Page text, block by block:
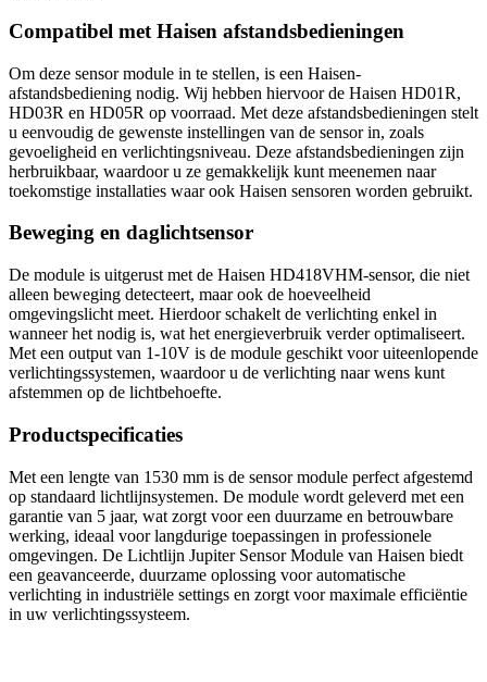
Compatibel met Haisen afstandsbedieningen
Om deze sensor module in te stellen, is een Haisen-
afstandsbediening nodig. Wij hebben hiervoor de Haisen HD01R,
HD03R en HD05R op voorraad. Met deze afstandsbedieningen stelt
u eenvoudig de gewenste instellingen van de sensor in, zoals
gevoeligheid en verlichtingsniveau. Deze afstandsbedieningen zijn
herbruikbaar, waardoor u ze gemakkelijk kunt meenemen naar
toekomstige installaties waar ook Haisen sensoren worden gebruikt.
Beweging en daglichtsensor
De module is uitgerust met de Haisen HD418VHM-sensor, die niet
alleen beweging detecteert, maar ook de hoeveelheid
omgevingslicht meet. Hierdoor schakelt de verlichting enkel in
wanneer het nodig is, wat het energieverbruik verder optimaliseert.
Met een output van 1-10V is de module geschikt voor uiteenlopende
verlichtingssystemen, waardoor u de verlichting naar wens kunt
afstemmen op de lichtbehoefte.
Productspecificaties
Met een lengte van 1530 mm is de sensor module perfect afgestemd
op standaard lichtlijnsystemen. De module wordt geleverd met een
garantie van 5 jaar, wat zorgt voor een duurzame en betrouwbare
werking, ideaal voor langdurige toepassingen in professionele
omgevingen. De Lichtlijn Jupiter Sensor Module van Haisen biedt
een geavanceerde, duurzame oplossing voor automatische
verlichting in industriële settings en zorgt voor maximale efficiëntie
in uw verlichtingssysteem.